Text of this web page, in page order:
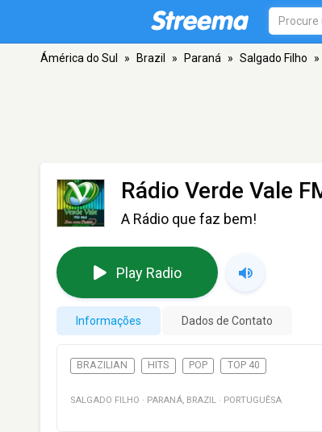
Ámérica do Sul » Brazil » Paraná » Salgado Filho »
Rádio Verde Vale
A Rádio que faz bem!
Play Radio
Informações Dados de Contato
BRAZILIAN HITS POP TOP 40
SALGADO FILHO · PARANÁ, BRAZIL · PORTUGUÊSA